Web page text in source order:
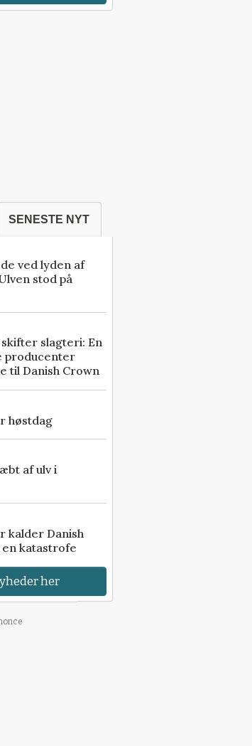
SENESTE NYT
ved lyden af
stod på
slagteri: En
producenter
til Danish Crown
høstdag
af ulv i
kalder Danish
katastrofe
her